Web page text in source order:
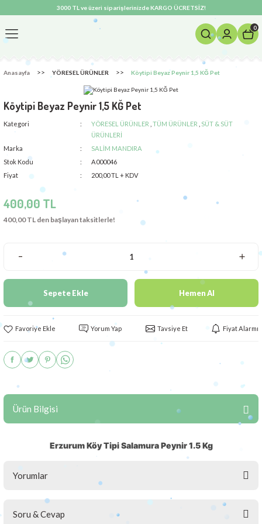
3000 TL ve üzeri siparişlerinizde KARGO ÜCRETSİZ!
0
Anasayfa YÖRESEL ÜRÜNLER Köytipi Beyaz Peynir 1,5 KĞ Pet
Köytipi Beyaz Peynir 1,5 KĞ Pet
Kategori YÖRESEL ÜRÜNLER TÜM ÜRÜNLER
SÜT & SÜT
ÜRÜNLERİ
Marka
SALİM MANDIRA
Stok Kodu
A000046
Fiyat
200,00 TL + KDV
400,00 TL
400,00 TL den başlayan taksitlerle!
Sepete Ekle Hemen Al
Yorum Yap Tavsiye Et Fiyat Alarmı
Ürün Bilgisi
Erzurum Köy Tipi Salamura Peynir 1.5 Kg
Yorumlar
Soru & Cevap